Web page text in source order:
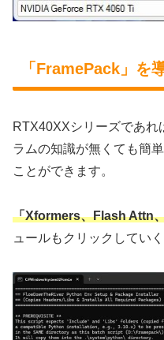
「FramePack」を
RTX40XXシリーズであ
ラムの知識が無くても簡
ことができます。
「Xformers、Flash Attn
ュールもクリックしてい